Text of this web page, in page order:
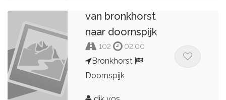
van bronkhorst
naar doornspijk
102
02:00
Bronkhorst
Doornspijk